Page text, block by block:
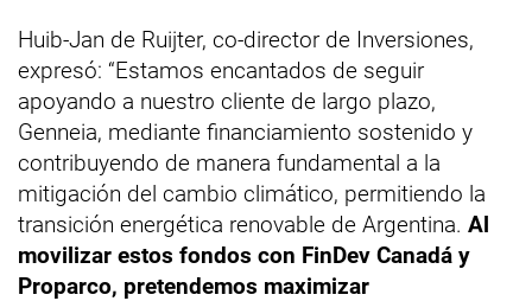
Huib-Jan de Ruijter, co-director de Inversiones,
expresó: “Estamos encantados de seguir
apoyando a nuestro cliente de largo plazo,
Genneia, mediante financiamiento sostenido y
contribuyendo de manera fundamental a la
mitigación del cambio climático, permitiendo la
transición energética renovable de Argentina. Al
movilizar estos fondos con FinDev Canadá y
Proparco, pretendemos maximizar